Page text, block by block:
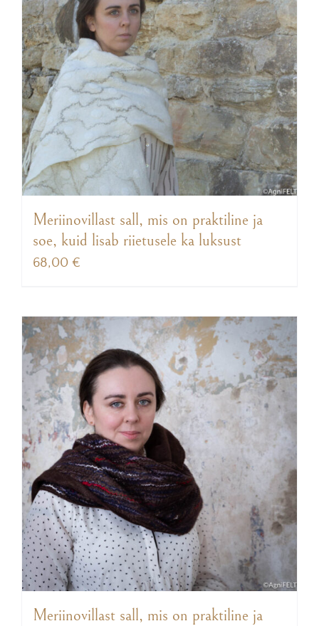
Meriinovillast sall, mis on praktiline ja
soe, kuid lisab riietusele ka luksust
68,00 €
Meriinovillast sall, mis on praktiline ja